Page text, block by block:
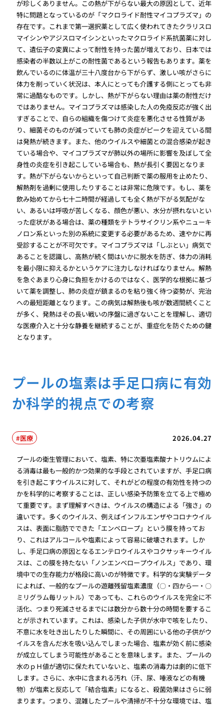
が珍しくありません。この熱が下がらない最大の原因として、近年
特に問題となっているのが「マクロライド耐性マイコプラズマ」の
存在です。これまで第一選択薬として広く使われてきたクラリスロ
マイシンやアジスロマイシンといったマクロライド系抗菌薬に対し
て、遺伝子の変異によって耐性を持った菌が増えており、日本では
感染者の半数以上がこの耐性菌であるという報告もあります。薬を
飲んでいるのに体温が三十八度台から下がらず、激しい咳がさらに
体力を削っていく状況は、本人にとっても介護する側にとっても非
常に過酷なものです。しかし、熱が下がらない理由は薬の耐性だけ
ではありません。マイコプラズマは感染した人の免疫反応が強く出
すぎることで、自らの組織を傷つけて炎症を悪化させる性質があ
り、細菌そのものが減っていても肺の炎症がピークを迎えている間
は発熱が続きます。また、他のウイルスや細菌との混合感染が起き
ている場合や、マイコプラズマが肺以外の場所に影響を及ぼして全
身性の炎症を引き起こしている場合も、熱が長引く要因となりま
す。熱が下がらないからといって自己判断で薬の服用を止めたり、
解熱剤を過剰に使用したりすることは非常に危険です。もし、薬を
飲み始めてから七十二時間が経過しても全く熱が下がる気配がな
い、あるいは呼吸が苦しくなる、顔色が悪い、水分が摂れないとい
った症状がある場合は、薬の種類をテトラサイクリン系やニューキ
ノロン系といった別の系統に変更する必要があるため、速やかに再
受診することが不可欠です。マイコプラズマは「しぶとい」病気で
あることを認識し、高熱が続く間はいかに脱水を防ぎ、体力の消耗
を最小限に抑えるかというケアに注力しなければなりません。解熱
を急ぐあまり心身に負担をかけるのではなく、医学的な根拠に基づ
いて薬を調整し、肺の炎症が鎮まるのを粘り強く待つ姿勢が、完治
への最短距離となります。この病気は解熱後も咳が数週間続くこと
が多く、発熱はその長い戦いの序盤に過ぎないことを理解し、適切
な医療介入と十分な静養を継続することが、重症化を防ぐための鍵
となります。
プールの塩素は手足口病に有効
か科学的視点での考察
2026.04.27
医療
プールの衛生管理において、塩素、特に次亜塩素酸ナトリウムによ
る消毒は最も一般的かつ効果的な手段とされていますが、手足口病
を引き起こすウイルスに対して、それがどの程度の有効性を持つの
かを科学的に考察することは、正しい感染予防策を立てる上で極め
て重要です。まず理解すべきは、ウイルスの構造による「強さ」の
違いです。多くのウイルス、例えばインフルエンザやコロナウイル
スは、表面に脂肪でできた「エンベロープ」という膜を持ってお
り、これはアルコールや塩素によって容易に破壊されます。しか
し、手足口病の原因となるエンテロウイルスやコクサッキーウイル
スは、この膜を持たない「ノンエンベロープウイルス」であり、環
境中での生存能力が格段に高いのが特徴です。科学的な実験データ
によれば、一般的なプールの遊離残留塩素濃度（〇・四から一・〇
ミリグラム毎リットル）であっても、これらのウイルスを完全に不
活化、つまり死滅させるまでには数分から数十分の時間を要するこ
とが示されています。これは、感染した子供が水中で咳をしたり、
不意に水を吐き出したりした瞬間に、その周囲にいる他の子供がウ
イルスを含んだ水を吸い込んでしまった場合、塩素が効く前に感染
が成立してしまう可能性があることを意味します。また、プールの
水のｐＨ値が適切に保たれていないと、塩素の消毒力は劇的に低下
します。さらに、水中に含まれる汚れ（汗、尿、唾液などの有機
物）が塩素と反応して「結合塩素」になると、殺菌効果はさらに弱
まります。つまり、混雑したプールや清掃が不十分な環境では、塩